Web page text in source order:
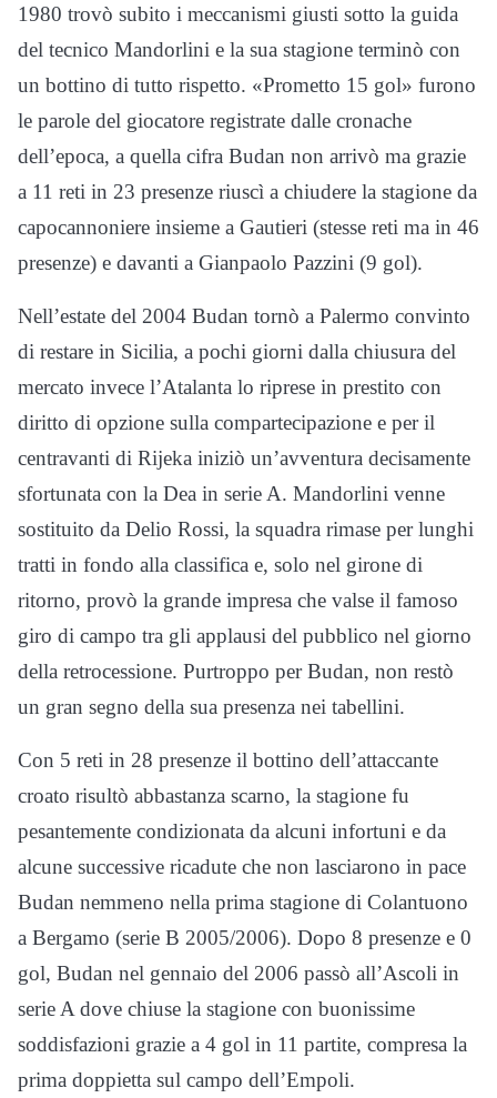
1980 trovò subito i meccanismi giusti sotto la guida
del tecnico Mandorlini e la sua stagione terminò con
un bottino di tutto rispetto. «Prometto 15 gol» furono
le parole del giocatore registrate dalle cronache
dell’epoca, a quella cifra Budan non arrivò ma grazie
a 11 reti in 23 presenze riuscì a chiudere la stagione da
capocannoniere insieme a Gautieri (stesse reti ma in 46
presenze) e davanti a Gianpaolo Pazzini (9 gol).
Nell’estate del 2004 Budan tornò a Palermo convinto
di restare in Sicilia, a pochi giorni dalla chiusura del
mercato invece l’Atalanta lo riprese in prestito con
diritto di opzione sulla compartecipazione e per il
centravanti di Rijeka iniziò un’avventura decisamente
sfortunata con la Dea in serie A. Mandorlini venne
sostituito da Delio Rossi, la squadra rimase per lunghi
tratti in fondo alla classifica e, solo nel girone di
ritorno, provò la grande impresa che valse il famoso
giro di campo tra gli applausi del pubblico nel giorno
della retrocessione. Purtroppo per Budan, non restò
un gran segno della sua presenza nei tabellini.
Con 5 reti in 28 presenze il bottino dell’attaccante
croato risultò abbastanza scarno, la stagione fu
pesantemente condizionata da alcuni infortuni e da
alcune successive ricadute che non lasciarono in pace
Budan nemmeno nella prima stagione di Colantuono
a Bergamo (serie B 2005/2006). Dopo 8 presenze e 0
gol, Budan nel gennaio del 2006 passò all’Ascoli in
serie A dove chiuse la stagione con buonissime
soddisfazioni grazie a 4 gol in 11 partite, compresa la
prima doppietta sul campo dell’Empoli.